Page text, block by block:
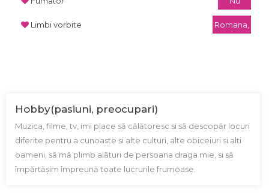
Limbi vorbite Romana,
Hobby(pasiuni, preocupari)
Muzica, filme, tv, imi place să călătoresc si să descopăr locuri
diferite pentru a cunoaste si alte culturi, alte obiceiuri si alti
oameni, să mă plimb alături de persoana draga mie, si să
împărtășim împreună toate lucrurile frumoase.